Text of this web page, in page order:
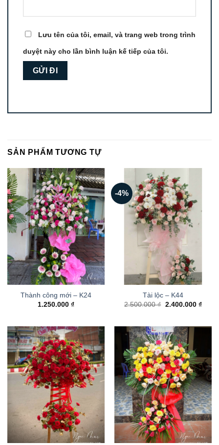
Lưu tên của tôi, email, và trang web trong trình
duyệt này cho lần bình luận kế tiếp của tôi.
SẢN PHẨM TƯƠNG TỰ
Thành công mới – K24
1.250.000 ₫
-4%
Tài lộc – K44
2.500.000₫ Giá
2.400.000 ₫Giá